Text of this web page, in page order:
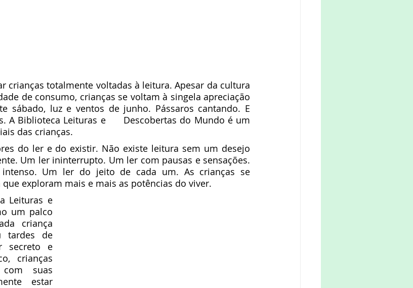
de consumo, crianças se voltam à singela apreciação
sábado, luz e ventos de junho. Pássaros cantando. E
e 	Descobertas do Mundo é um
das crianças.
do ler e do existir. Não existe leitura sem um desejo
Um ler ininterrupto. Um ler com pausas e sensações.
Um ler do jeito de cada um. As crianças se
exploram mais e mais as potências do viver.
um palco
criança
tardes de
secreto e
crianças
suas
estar